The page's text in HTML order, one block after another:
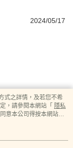
2024/05/17
式之詳情，及若您不希
，請參閱本網站「 隱私
意本公司得按本網站使